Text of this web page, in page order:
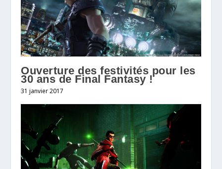
Ouverture des festivités pour les
30 ans de Final Fantasy !
31 janvier 2017